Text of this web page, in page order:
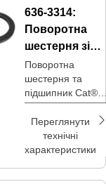
636-3314:
Поворотна
шестерня зі
103 зубцями
та підшипник
Поворотна
шестерня та
підшипник Cat®
забезпечують
контрольоване
обертання
верхньої
Переглянути
технічні
характеристики